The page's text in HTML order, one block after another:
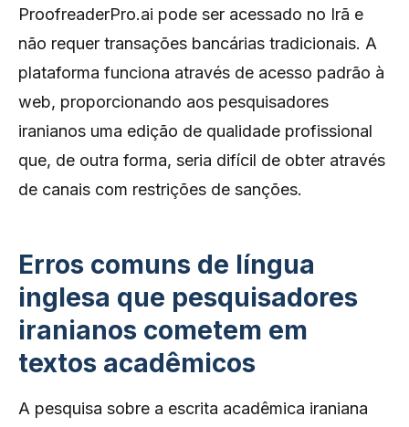
ProofreaderPro.ai pode ser acessado no Irã e
não requer transações bancárias tradicionais. A
plataforma funciona através de acesso padrão à
web, proporcionando aos pesquisadores
iranianos uma edição de qualidade profissional
que, de outra forma, seria difícil de obter através
de canais com restrições de sanções.
Erros comuns de língua
inglesa que pesquisadores
iranianos cometem em
textos acadêmicos
A pesquisa sobre a escrita acadêmica iraniana